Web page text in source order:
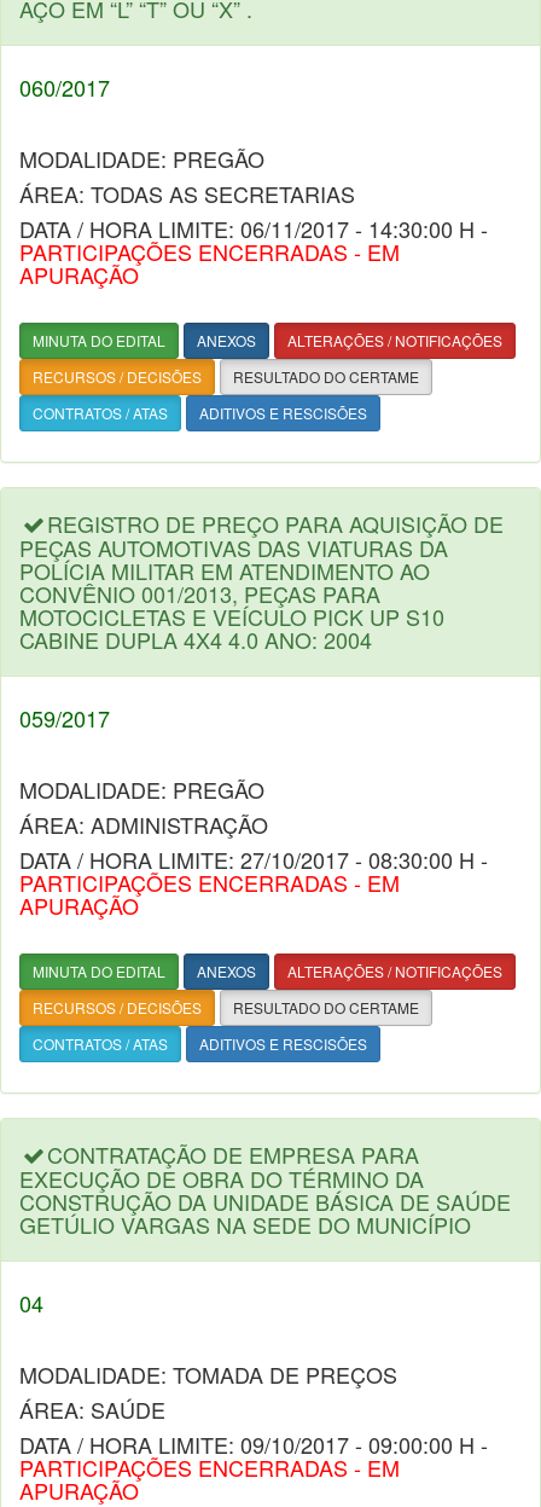
AÇO EM “L” “T” OU “X” .
060/2017
MODALIDADE: PREGÃO
ÁREA: TODAS AS SECRETARIAS
DATA / HORA LIMITE: 06/11/2017 - 14:30:00 H -
PARTICIPAÇÕES ENCERRADAS - EM
APURAÇÃO
MINUTA DO EDITAL ANEXOS
ALTERAÇÕES / NOTIFICAÇÕES
RECURSOS / DECISÕES
RESULTADO DO CERTAME
CONTRATOS / ATAS
ADITIVOS E RESCISÕES
REGISTRO DE PREÇO PARA AQUISIÇÃO DE
PEÇAS AUTOMOTIVAS DAS VIATURAS DA
POLÍCIA MILITAR EM ATENDIMENTO AO
CONVÊNIO 001/2013, PEÇAS PARA
MOTOCICLETAS E VEÍCULO PICK UP S10
CABINE DUPLA 4X4 4.0 ANO: 2004
059/2017
MODALIDADE: PREGÃO
ÁREA: ADMINISTRAÇÃO
DATA / HORA LIMITE: 27/10/2017 - 08:30:00 H -
PARTICIPAÇÕES ENCERRADAS - EM
APURAÇÃO
MINUTA DO EDITAL ANEXOS
ALTERAÇÕES / NOTIFICAÇÕES
RECURSOS / DECISÕES
RESULTADO DO CERTAME
CONTRATOS / ATAS
ADITIVOS E RESCISÕES
CONTRATAÇÃO DE EMPRESA PARA
EXECUÇÃO DE OBRA DO TÉRMINO DA
CONSTRUÇÃO DA UNIDADE BÁSICA DE SAÚDE
GETÚLIO VARGAS NA SEDE DO MUNICÍPIO
04
MODALIDADE: TOMADA DE PREÇOS
ÁREA: SAÚDE
DATA / HORA LIMITE: 09/10/2017 - 09:00:00 H -
PARTICIPAÇÕES ENCERRADAS - EM
APURAÇÃO